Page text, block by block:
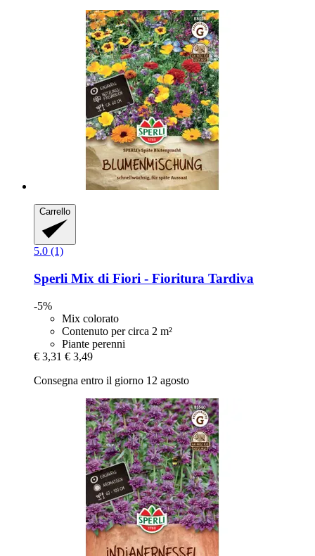
Carrello
5.0 (1)
Sperli Mix di Fiori -​ Fioritura Tardiva
-5%
Mix colorato
Contenuto per circa 2 m²
Piante perenni
€ 3,31 € 3,49
Consegna entro il giorno 12 agosto